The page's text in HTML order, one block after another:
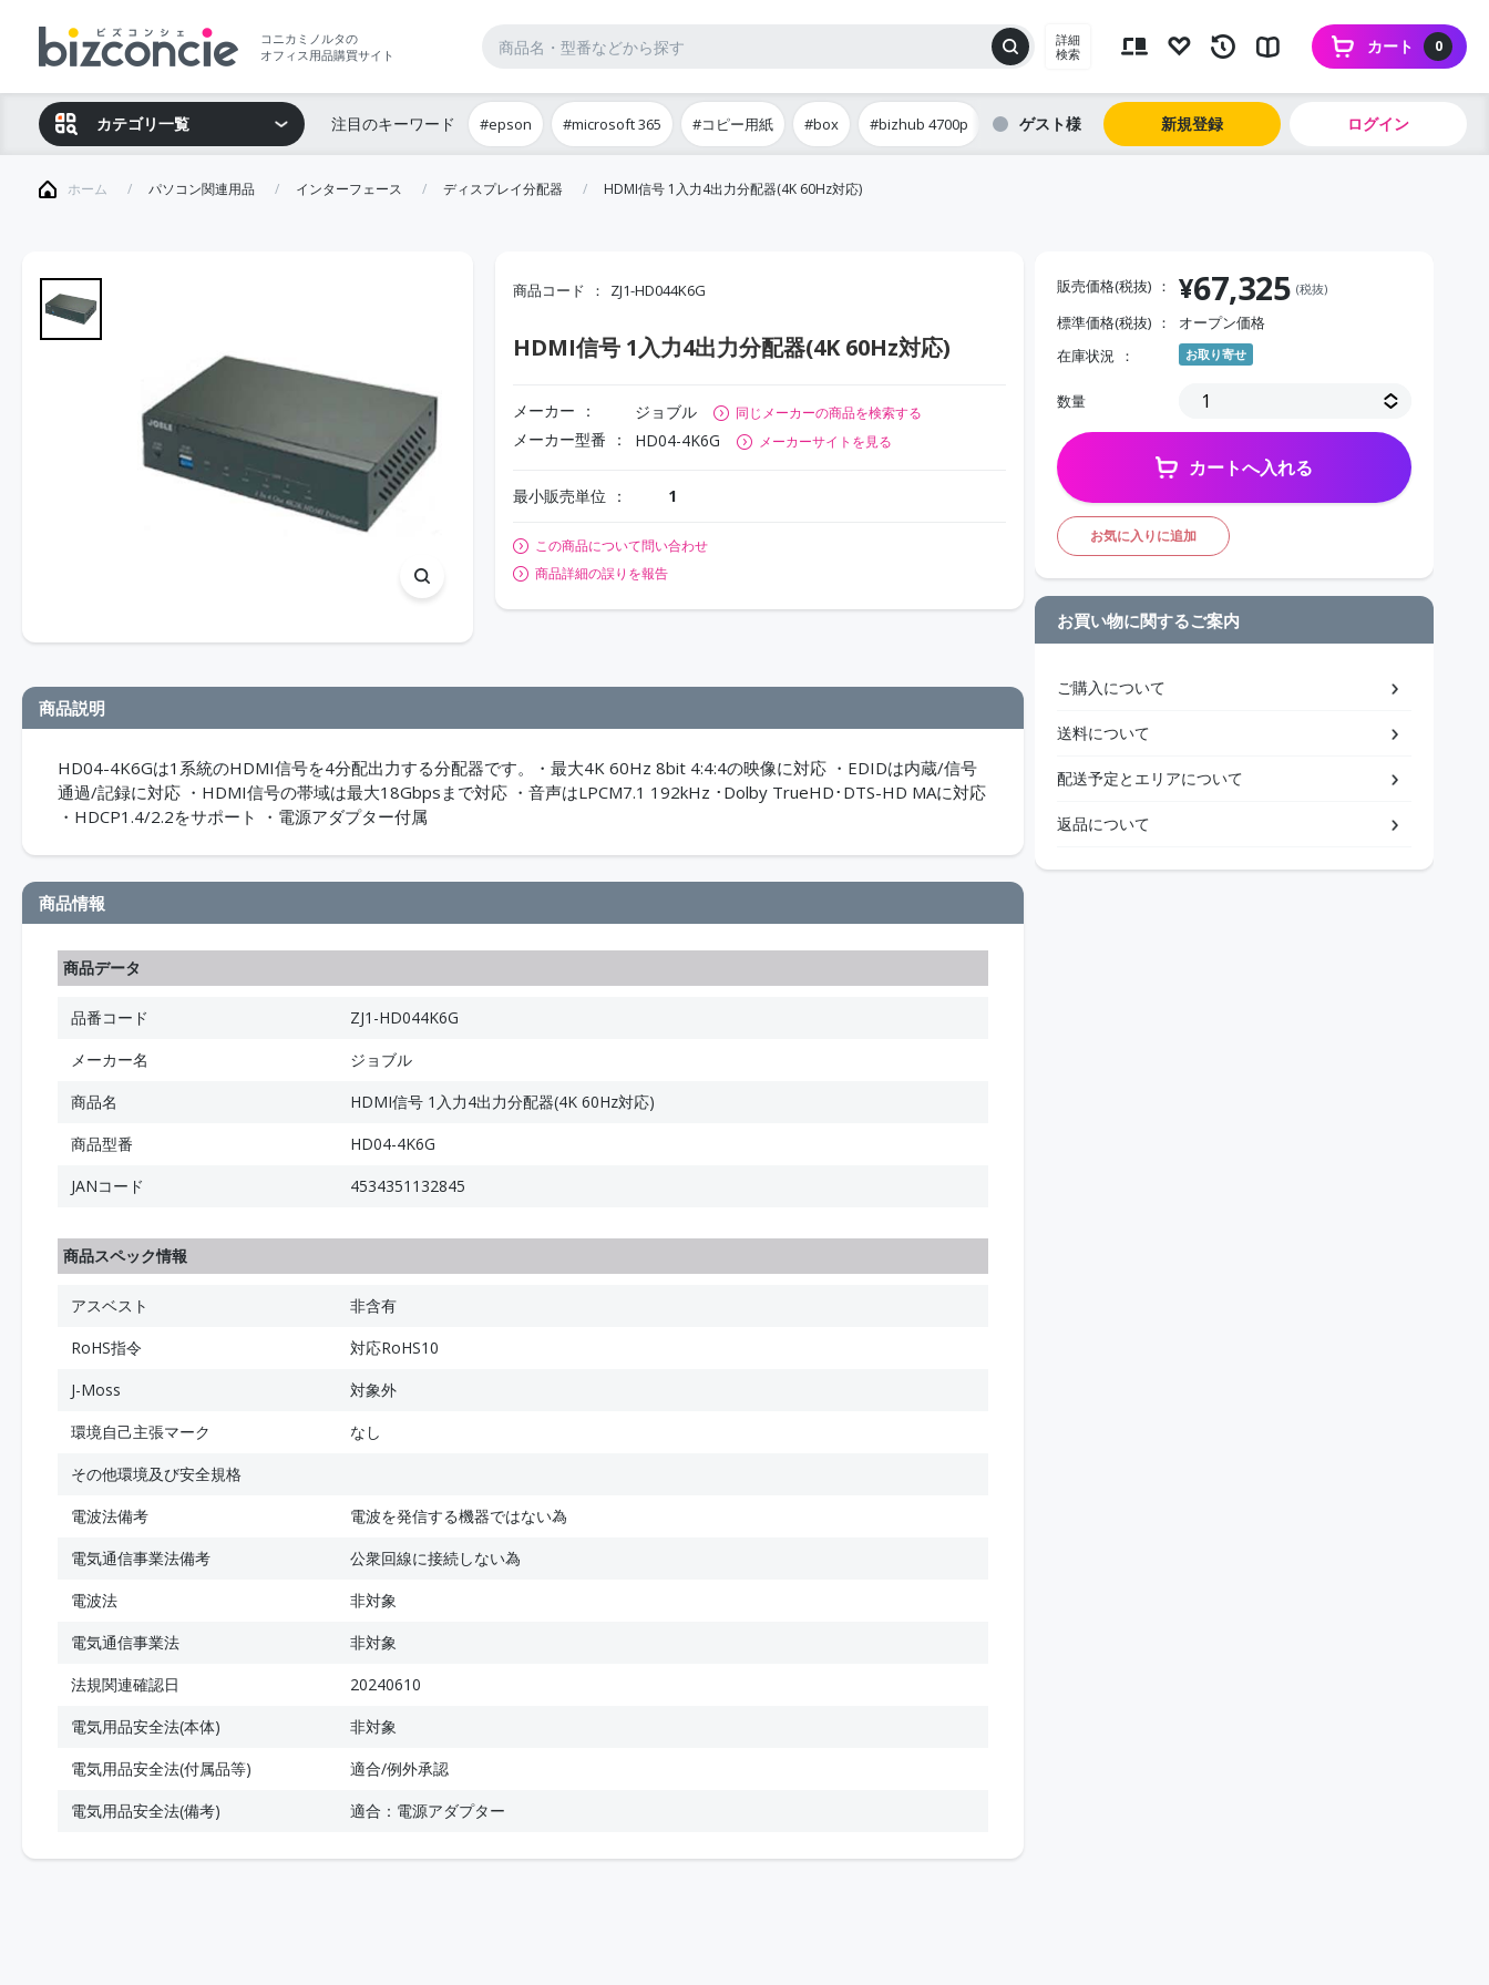
コニカミノルタの
オフィス用品購買サイト
詳細
検索
0
カート
カテゴリ一覧 注目のキーワード #epson #microsoft 365 #コピー用紙 #box #bizhub 4700p ゲスト 新規登録 ログイン
ホーム パソコン関連用品 インターフェース ディスプレイ分配器 HDMI信号 1入力4出力分配器(4K 60Hz対応)
商品コード ZJ1-HD044K6G
HDMI信号 1入力4出力分配器(4K 60Hz対応)
メーカー ジョブル 同じメーカーの商品を検索する
メーカー型番 HD04-4K6G メーカーサイトを見る
最小販売単位 1
この商品について問い合わせ
商品詳細の誤りを報告
商品説明
HD04-4K6Gは1系統のHDMI信号を4分配出力する分配器です。・最大4K 60Hz 8bit 4:4:4の映像に対応 ・EDIDは内蔵/信号
通過/記録に対応 ・HDMI信号の帯域は最大18Gbpsまで対応 ・音声はLPCM7.1 192kHz ･Dolby TrueHD･DTS-HD MAに対応
・HDCP1.4/2.2をサポート ・電源アダプター付属
商品情報
商品データ
品番コード
ZJ1-HD044K6G
メーカー名
ジョブル
商品名
HDMI信号 1入力4出力分配器(4K 60Hz対応)
商品型番
HD04-4K6G
JANコード
4534351132845
商品スペック情報
アスベスト
非含有
RoHS指令
対応RoHS10
J-Moss
対象外
環境自己主張マーク
なし
その他環境及び安全規格
電波法備考
電波を発信する機器ではない為
電気通信事業法備考
公衆回線に接続しない為
電波法
非対象
電気通信事業法
非対象
法規関連確認日
20240610
電気用品安全法(本体)
非対象
電気用品安全法(付属品等)
適合/例外承認
電気用品安全法(備考)
適合：電源アダプター
販売価格(税抜) ¥67,325 (税抜)
標準価格(税抜)
オープン価格
在庫状況
お取り寄せ
数量
カートへ入れる
お気に入りに追加
お買い物に関するご案内
ご購入について
送料について
配送予定とエリアについて
返品について